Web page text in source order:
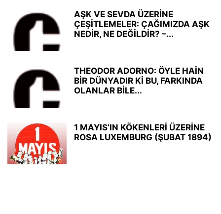
AŞK VE SEVDA ÜZERİNE
ÇEŞİTLEMELER: ÇAĞIMIZDA AŞK
NEDİR, NE DEĞİLDİR? –...
THEODOR ADORNO: ÖYLE HAİN
BİR DÜNYADIR Kİ BU, FARKINDA
OLANLAR BİLE...
1 MAYIS’IN KÖKENLERİ ÜZERİNE
ROSA LUXEMBURG (ŞUBAT 1894)